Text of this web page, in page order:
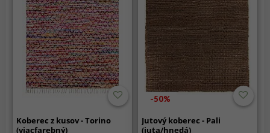
Koberec z kusov - Torino
(viacfarebný)
-50%
Jutový koberec - Pali
(juta/hnedá)